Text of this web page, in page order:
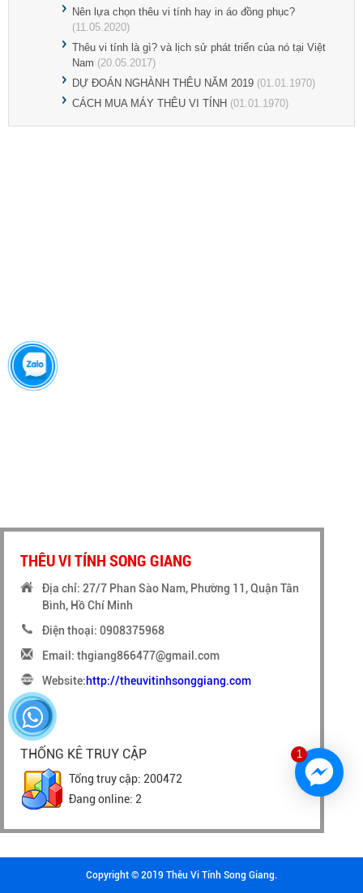
Nên lựa chọn thêu vi tính hay in áo đồng phục?
(11.05.2020)
Thêu vi tính là gì? và lịch sử phát triển của nó tại Việt
Nam (20.05.2017)
DỰ ĐOÁN NGHÀNH THÊU NĂM 2019 (01.01.1970)
CÁCH MUA MÁY THÊU VI TÍNH (01.01.1970)
THÊU VI TÍNH SONG GIANG
Địa chỉ: 27/7 Phan Sào Nam, Phường 11, Quận Tân
Bình, Hồ Chí Minh
Điện thoại: 0908375968
Email: thgiang866477@gmail.com
Website:http://theuvitinhsonggiang.com
THỐNG KÊ TRUY CẬP
Tổng truy cập: 200472
Đang online: 2
Copyright © 2019 Thêu Vi Tính Song Giang.
1